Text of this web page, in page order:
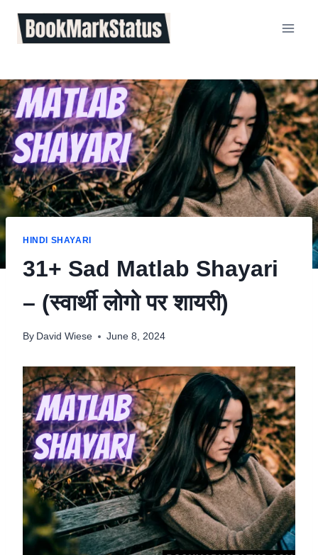
content
HINDI SHAYARI
31+ Sad Matlab Shayari
– (स्वार्थी लोगो पर शायरी)
By David Wiese June 8, 2024